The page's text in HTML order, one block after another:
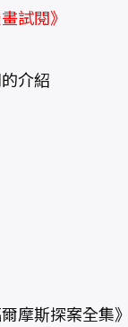
試閱》
介紹
摩斯探案全集